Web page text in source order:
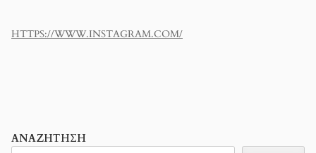
HTTPS://WWW.INSTAGRAM.COM/
ΑΝΑΖΉΤΗΣΗ